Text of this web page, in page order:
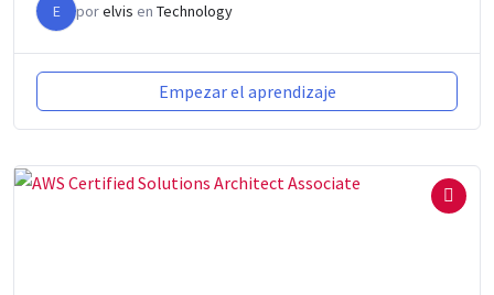
E porelvis en Technology
Empezar el aprendizaje